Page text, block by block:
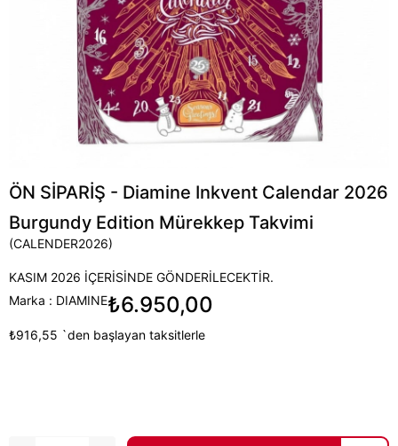
ÖN SİPARİŞ - Diamine Inkvent Calendar 2026
Burgundy Edition Mürekkep Takvimi
(CALENDER2026)
Marka : DIAMINE₺6.950,00
₺916,55 `den başlayan taksitlerle
KASIM 2026 İÇERİSİNDE GÖNDERİLECEKTİR.